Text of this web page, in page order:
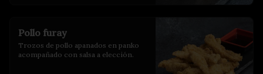
Pollo furay
Trozos de pollo apanados en panko
acompañado con salsa a elección.